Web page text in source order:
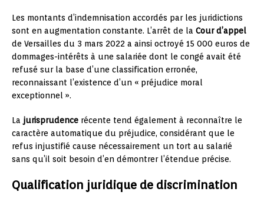
Les montants d’indemnisation accordés par les juridictions
sont en augmentation constante. L’arrêt de la Cour d’appel
de Versailles du 3 mars 2022 a ainsi octroyé 15 000 euros de
dommages-intérêts à une salariée dont le congé avait été
refusé sur la base d’une classification erronée,
reconnaissant l’existence d’un « préjudice moral
exceptionnel ».
La jurisprudence récente tend également à reconnaître le
caractère automatique du préjudice, considérant que le
refus injustifié cause nécessairement un tort au salarié
sans qu’il soit besoin d’en démontrer l’étendue précise.
Qualification juridique de discrimination